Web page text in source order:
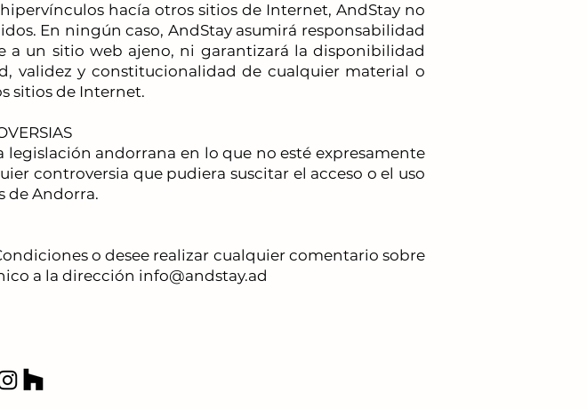
hacía otros sitios de Internet, AndStay no
En ningún caso, AndStay asumirá responsabilidad
un sitio web ajeno, ni garantizará la disponibilidad
validez y constitucionalidad de cualquier material o
sitios de Internet.
andorrana en lo que no esté expresamente
controversia que pudiera suscitar el acceso o el uso
de Andorra.
o desee realizar cualquier comentario sobre
a la dirección info@andstay.ad